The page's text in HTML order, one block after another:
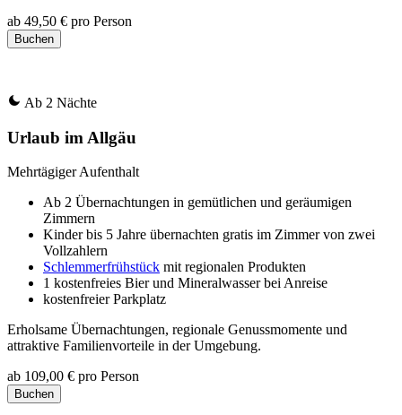
ab 49,50 € pro Person
Buchen
Ab 2 Nächte
Urlaub im Allgäu
Mehrtägiger Aufenthalt
Ab 2 Übernachtungen in gemütlichen und geräumigen
Zimmern
Kinder bis 5 Jahre übernachten gratis im Zimmer von zwei
Vollzahlern
Schlemmerfrühstück mit regionalen Produkten
1 kostenfreies Bier und Mineralwasser bei Anreise
kostenfreier Parkplatz
Erholsame Übernachtungen, regionale Genussmomente und
attraktive Familienvorteile in der Umgebung.
ab 109,00 € pro Person
Buchen